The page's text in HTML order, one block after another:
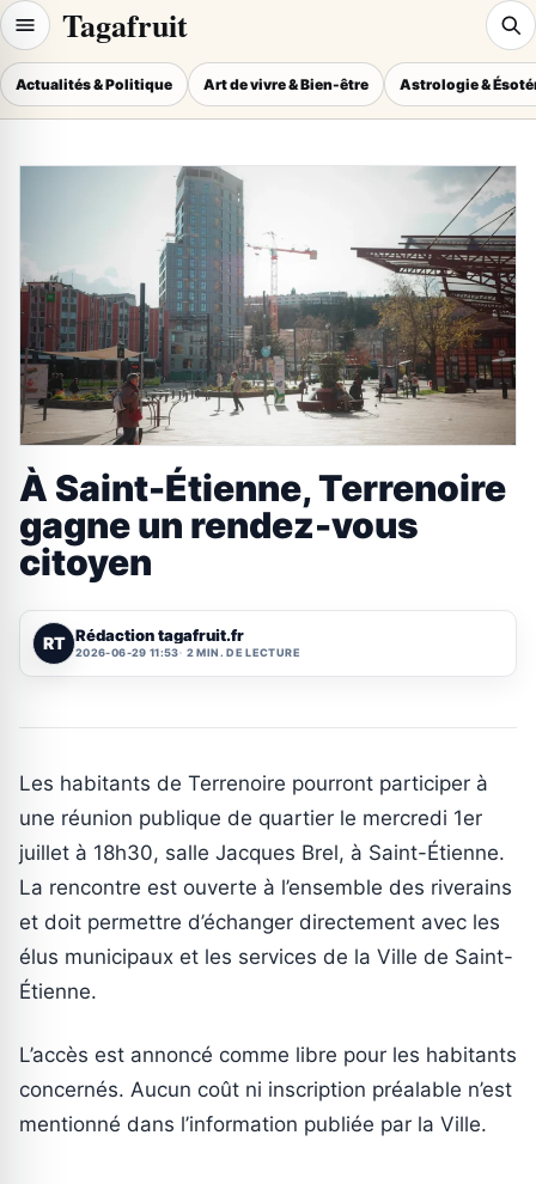
Tagafruit
Actualités & Politique Art de vivre & Bien-être Astrologie &
À Saint-Étienne, Terrenoire
gagne un rendez-vous
citoyen
RT Rédaction tagafruit.fr
2026-06-29 11:53 2 MIN. DE LECTURE
Les habitants de Terrenoire pourront participer à
une réunion publique de quartier le mercredi 1er
juillet à 18h30, salle Jacques Brel, à Saint-Étienne.
La rencontre est ouverte à l’ensemble des riverains
et doit permettre d’échanger directement avec les
élus municipaux et les services de la Ville de Saint-
Étienne.
L’accès est annoncé comme libre pour les habitants
concernés. Aucun coût ni inscription préalable n’est
mentionné dans l’information publiée par la Ville.